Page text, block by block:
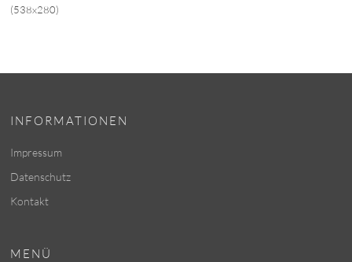
(538x280)
INFORMATIONEN
Impressum
Datenschutz
Kontakt
MENÜ